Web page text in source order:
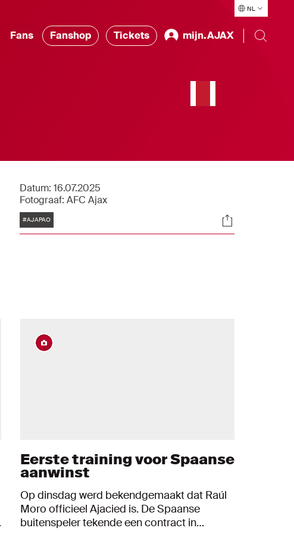
NL
Fans Fanshop Tickets mijn.AJAX
Datum: 16.07.2025
Fotograaf: AFC Ajax
Tags
#AJAPAO Socials
Eerste training voor Spaanse
aanwinst
Op dinsdag werd bekendgemaakt dat Raúl
Moro officieel Ajacied is. De Spaanse
buitenspeler tekende een contract in